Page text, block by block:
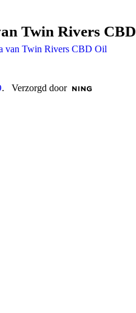
Twin Rivers
van Twin Rivers CBD Oil
. Verzorgd door